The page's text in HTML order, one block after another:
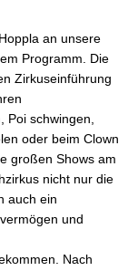
an unsere
Programm. Die
Zirkuseinführung
Poi schwingen,
oder beim Clown
großen Shows am
nicht nur die
auch ein
und
Nach